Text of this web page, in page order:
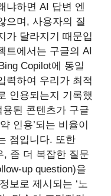
냐하면 AI 답변 엔
으며, 사용자의 질
가 달라지기 때문입
트에서는 구글의 AI
Copilot에 동일
력하여 우리가 최적
인용되는지 기록했
된 콘텐츠가 구글
인용’되는 비율이
점입니다. 또한
, 좀 더 복잡한 질문
up question)을
보로 제시되는 ‘노